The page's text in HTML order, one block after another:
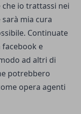
io trattassi nei
mia cura
Continuate
facebook e
ad altri di
potrebbero
opera agenti